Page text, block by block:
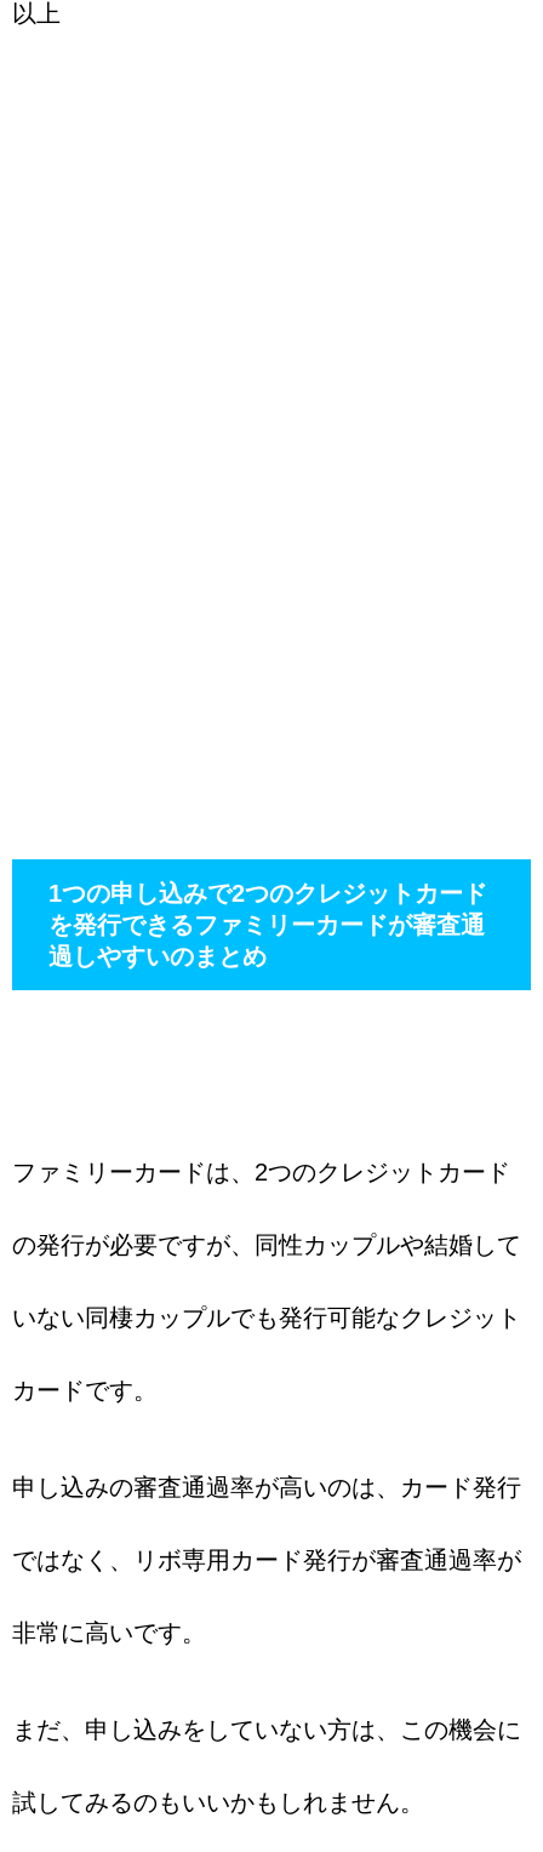
以上
1つの申し込みで2つのクレジットカード
を発行できるファミリーカードが審査通
過しやすいのまとめ
ファミリーカードは、2つのクレジットカード
の発行が必要ですが、同性カップルや結婚して
いない同棲カップルでも発行可能なクレジット
カードです。
申し込みの審査通過率が高いのは、カード発行
ではなく、リボ専用カード発行が審査通過率が
非常に高いです。
まだ、申し込みをしていない方は、この機会に
試してみるのもいいかもしれません。